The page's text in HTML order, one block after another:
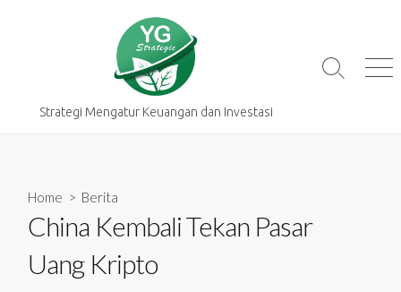
Strategi Mengatur Keuangan dan Investasi
Search
Home > Berita
China Kembali Tekan Pasar
Uang Kripto